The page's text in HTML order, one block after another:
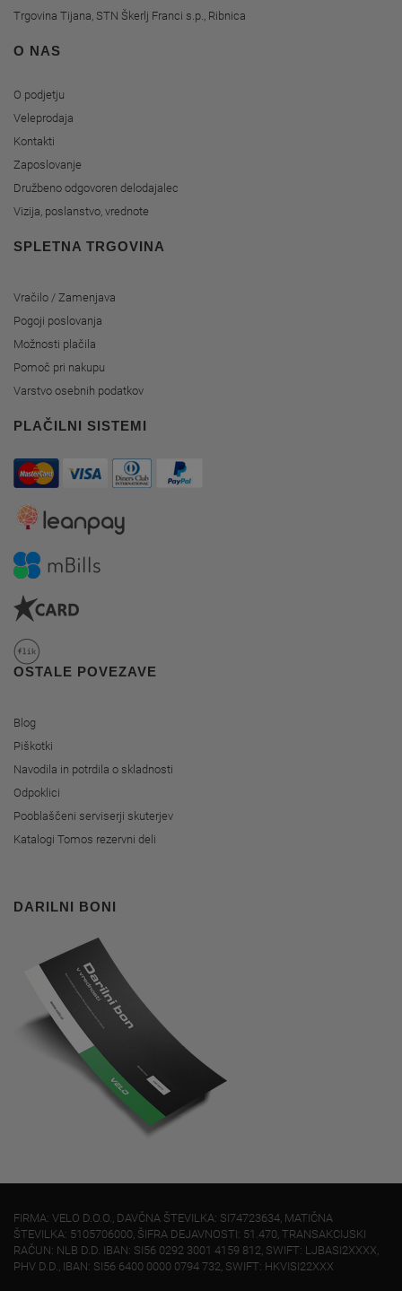
Trgovina Tijana, STN Škerlj Franci s.p., Ribnica
O NAS
O podjetju
Veleprodaja
Kontakti
Zaposlovanje
Družbeno odgovoren delodajalec
Vizija, poslanstvo, vrednote
SPLETNA TRGOVINA
Vračilo / Zamenjava
Pogoji poslovanja
Možnosti plačila
Pomoč pri nakupu
Varstvo osebnih podatkov
PLAČILNI SISTEMI
OSTALE POVEZAVE
Blog
Piškotki
Navodila in potrdila o skladnosti
Odpoklici
Pooblaščeni serviserji skuterjev
Katalogi Tomos rezervni deli
DARILNI BONI
FIRMA: VELO D.O.O., DAVČNA ŠTEVILKA: SI74723634, MATIČNA
ŠTEVILKA: 5105706000, ŠIFRA DEJAVNOSTI: 51.470, TRANSAKCIJSKI
RAČUN: NLB D.D. IBAN: SI56 0292 3001 4159 812, SWIFT: LJBASI2XXXX,
PHV D.D., IBAN: SI56 6400 0000 0794 732, SWIFT: HKVISI22XXX